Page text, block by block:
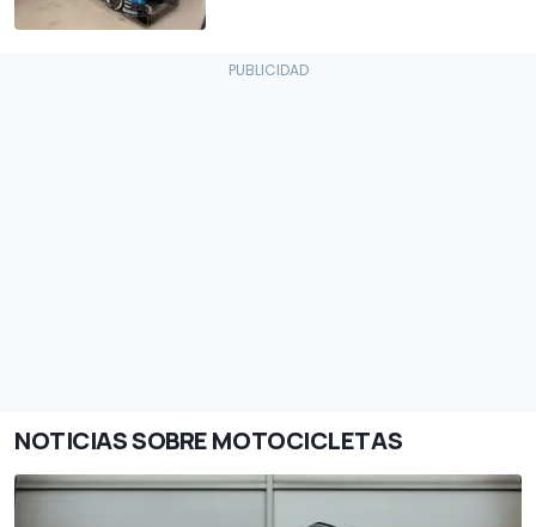
NOTICIAS SOBRE MOTOCICLETAS